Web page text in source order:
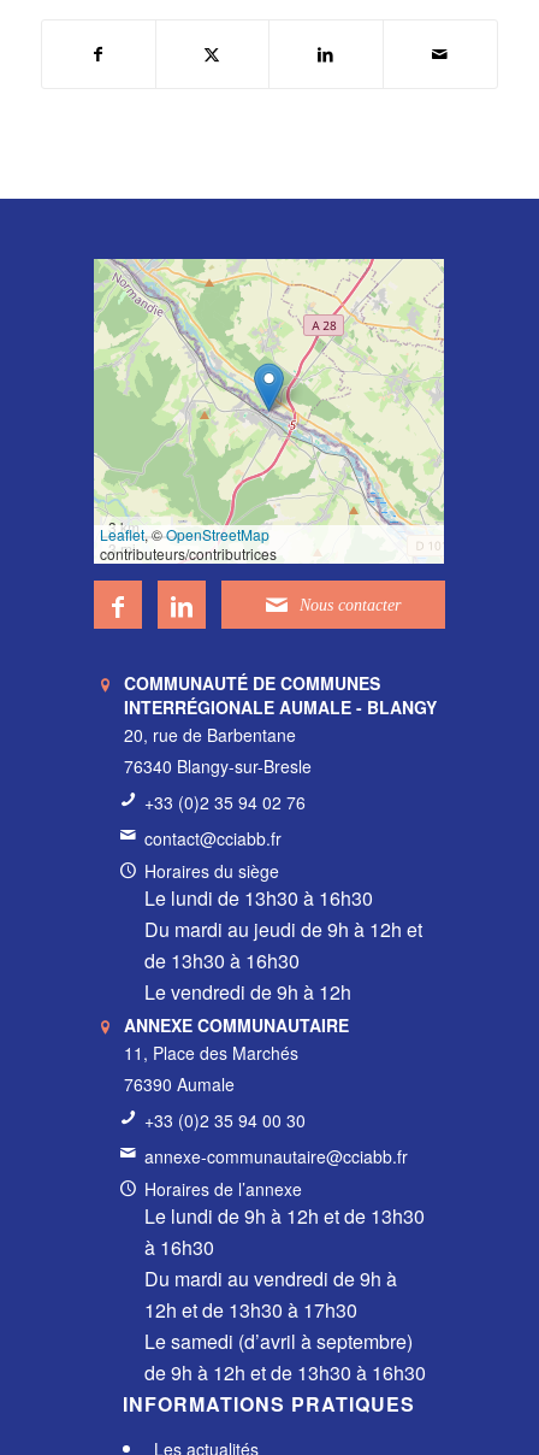
3 km
3 mi
Leaflet, ©OpenStreetMap
contributeurs/contributrices
COMMUNAUTÉ DE COMMUNES
INTERRÉGIONALE AUMALE - BLANGY
20, rue de Barbentane
76340 Blangy-sur-Bresle
+33 (0)2 35 94 02 76
contact@cciabb.fr
Horaires du siège
Le lundi de 13h30 à 16h30
Du mardi au jeudi de 9h à 12h et
de 13h30 à 16h30
Le vendredi de 9h à 12h
ANNEXE COMMUNAUTAIRE
11, Place des Marchés
76390 Aumale
+33 (0)2 35 94 00 30
annexe-communautaire@cciabb.fr
Horaires de l’annexe
Le lundi de 9h à 12h et de 13h30
à 16h30
Du mardi au vendredi de 9h à
12h et de 13h30 à 17h30
Le samedi (d’avril à septembre)
de 9h à 12h et de 13h30 à 16h30
INFORMATIONS PRATIQUES
Les actualités